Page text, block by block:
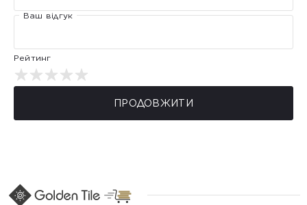
Ваш відгук
Рейтинг
ПРОДОВЖИТИ